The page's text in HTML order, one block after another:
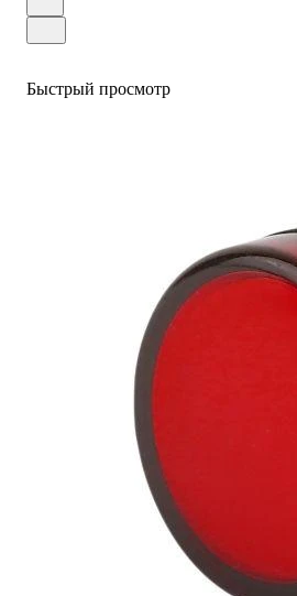
Быстрый просмотр